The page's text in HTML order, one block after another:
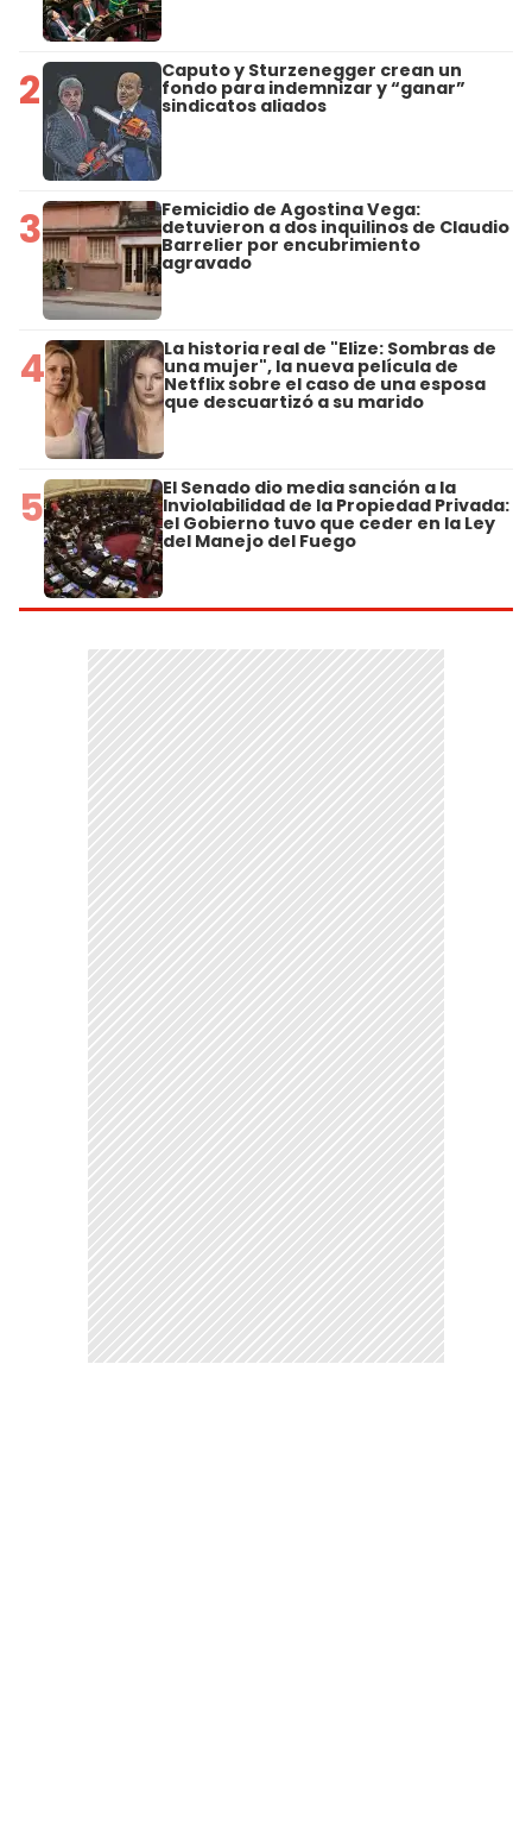
2 Caputo y Sturzenegger crean un
fondo para indemnizar y “ganar”
sindicatos aliados
3 Femicidio de Agostina Vega:
detuvieron a dos inquilinos de Claudio
Barrelier por encubrimiento
agravado
4 La historia real de "Elize: Sombras de
una mujer", la nueva película de
Netflix sobre el caso de una esposa
que descuartizó a su marido
5 El Senado dio media sanción a la
Inviolabilidad de la Propiedad Privada:
el Gobierno tuvo que ceder en la Ley
del Manejo del Fuego